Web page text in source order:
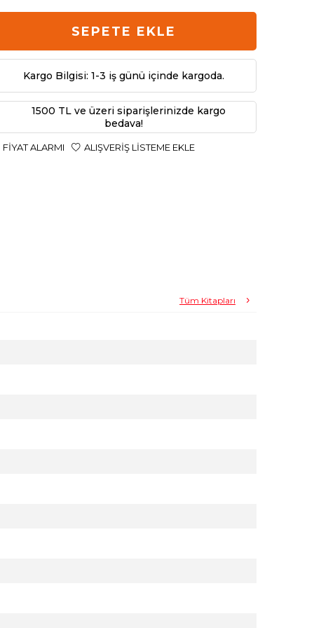
SEPETE EKLE
Kargo Bilgisi: 1-3 iş günü içinde kargoda.
1500 TL ve üzeri siparişlerinizde kargo
bedava!
FIYAT ALARMI ALIŞVERIŞ LISTEME EKLE
Tüm Kitapları